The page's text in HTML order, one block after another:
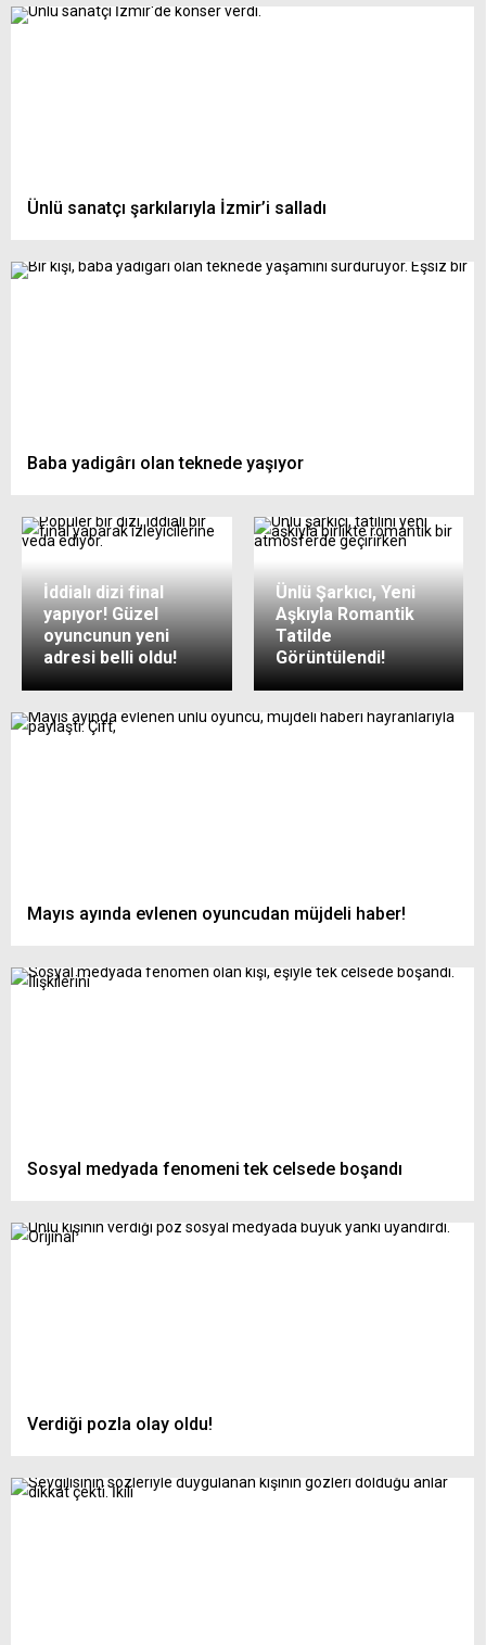
Ünlü sanatçı şarkılarıyla İzmir’i salladı
Baba yadigârı olan teknede yaşıyor
İddialı dizi final
yapıyor! Güzel
oyuncunun yeni
adresi belli oldu!
Ünlü Şarkıcı, Yeni
Aşkıyla Romantik
Tatilde
Görüntülendi!
Mayıs ayında evlenen oyuncudan müjdeli haber!
Sosyal medyada fenomeni tek celsede boşandı
Verdiği pozla olay oldu!